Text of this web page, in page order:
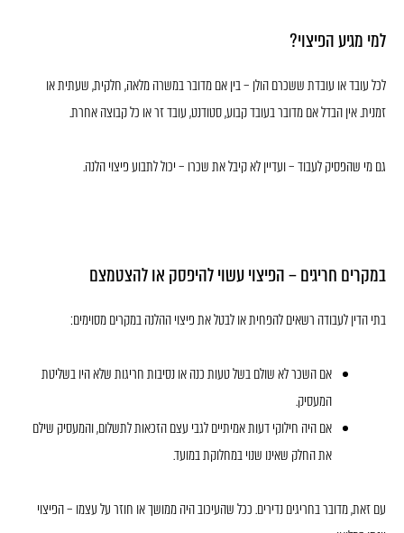
למי מגיע הפיצוי?
לכל עובד או עובדת ששכרם הולן – בין אם מדובר במשרה מלאה, חלקית, שעתית או
זמנית. אין הבדל אם מדובר בעובד קבוע, סטודנט, עובד זר או כל קבוצה אחרת.
גם מי שהפסיק לעבוד – ועדיין לא קיבל את שכרו – יכול לתבוע פיצוי הלנה.
במקרים חריגים – הפיצוי עשוי להיפסק או להצטמצם
בתי הדין לעבודה רשאים להפחית או לבטל את פיצוי ההלנה במקרים מסוימים:
אם השכר לא שולם בשל טעות כנה או נסיבות חריגות שלא היו בשליטת
המעסיק.
אם היה חילוקי דעות אמיתיים לגבי עצם הזכאות לתשלום, והמעסיק שילם
את החלק שאינו שנוי במחלוקת במועד.
עם זאת, מדובר בחריגים נדירים. ככל שהעיכוב היה ממושך או חוזר על עצמו – הפיצוי